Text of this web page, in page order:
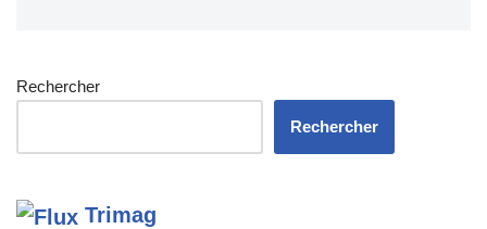
Rechercher
Rechercher
Trimag